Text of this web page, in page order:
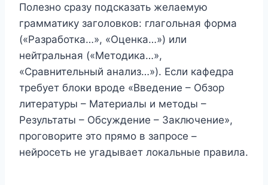
Полезно сразу подсказать желаемую
грамматику заголовков: глагольная форма
(«Разработка…», «Оценка…») или
нейтральная («Методика…»,
«Сравнительный анализ…»). Если кафедра
требует блоки вроде «Введение – Обзор
литературы – Материалы и методы –
Результаты – Обсуждение – Заключение»,
проговорите это прямо в запросе –
нейросеть не угадывает локальные правила.